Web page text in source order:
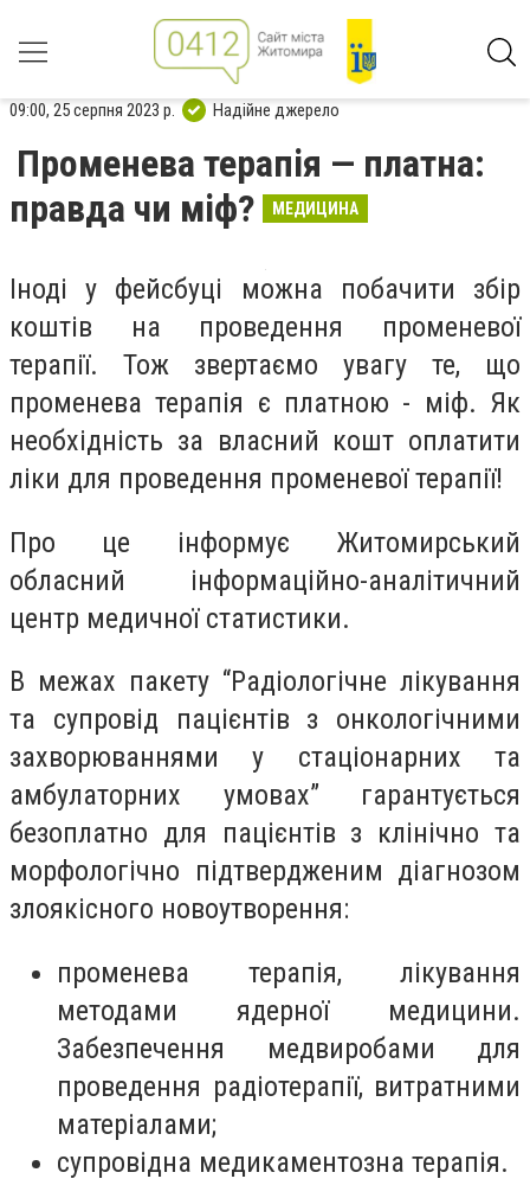
09:00, 25 серпня 2023 р. Надійне джерело
Променева терапія — платна:
правда чи міф?
МЕДИЦИНА
Іноді у фейсбуці можна побачити збір
коштів на проведення променевої
терапії. Тож звертаємо увагу те, що
променева терапія є платною - міф. Як
необхідність за власний кошт оплатити
ліки для проведення променевої терапії!
Про це інформує Житомирський
обласний інформаційно-аналітичний
центр медичної статистики.
В межах пакету “Радіологічне лікування
та супровід пацієнтів з онкологічними
захворюваннями у стаціонарних та
амбулаторних умовах” гарантується
безоплатно для пацієнтів з клінічно та
морфологічно підтвердженим діагнозом
злоякісного новоутворення:
променева терапія, лікування
методами ядерної медицини.
Забезпечення медвиробами для
проведення радіотерапії, витратними
матеріалами;
супровідна медикаментозна терапія.